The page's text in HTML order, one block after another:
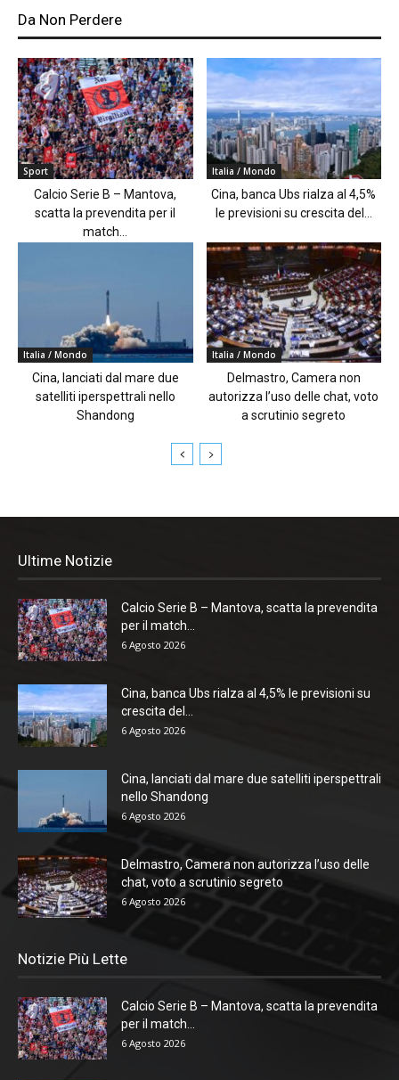
Da Non Perdere
Sport
Calcio Serie B – Mantova,
scatta la prevendita per il
match...
Italia / Mondo
Cina, banca Ubs rialza al 4,5%
le previsioni su crescita del...
Italia / Mondo
Cina, lanciati dal mare due
satelliti iperspettrali nello
Shandong
Italia / Mondo
Delmastro, Camera non
autorizza l’uso delle chat, voto
a scrutinio segreto
Ultime Notizie
Calcio Serie B – Mantova, scatta la prevendita
per il match...
6 Agosto 2026
Cina, banca Ubs rialza al 4,5% le previsioni su
crescita del...
6 Agosto 2026
Cina, lanciati dal mare due satelliti iperspettrali
nello Shandong
6 Agosto 2026
Delmastro, Camera non autorizza l’uso delle
chat, voto a scrutinio segreto
6 Agosto 2026
Notizie Più Lette
Calcio Serie B – Mantova, scatta la prevendita
per il match...
6 Agosto 2026